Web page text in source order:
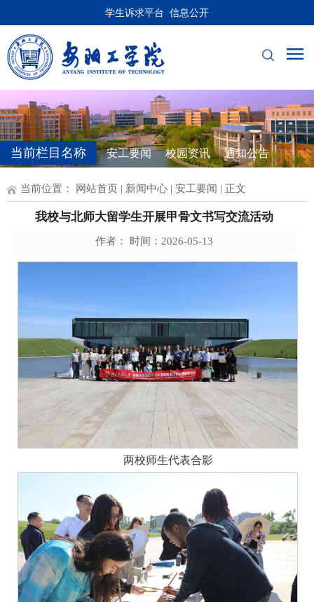
学生诉求平台 信息公开
当前栏目名称 安工要闻 校园资讯 通知公告
当前位置： 网站首页| 新闻中心| 安工要闻 | 正文
我校与北师大留学生开展甲骨文书写交流活动
作者： 时间：2026-05-13
两校师生代表合影